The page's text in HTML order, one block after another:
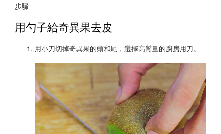
步驟
用勺子給奇異果去皮
用小刀切掉奇異果的頭和尾，選擇高質量的廚房用刀。